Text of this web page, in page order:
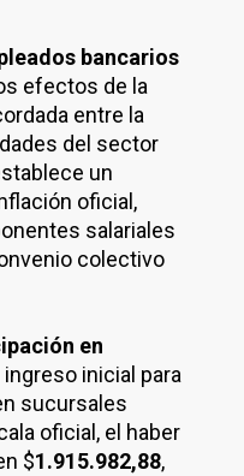
bancarios
efectos de la
entre la
del sector
un
oficial,
salariales
colectivo
en
inicial para
sucursales
oficial, el haber
$1.915.982,88,